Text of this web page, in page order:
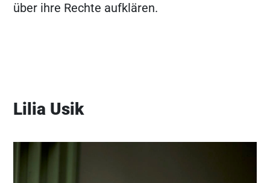
über ihre Rechte aufklären.
Lilia Usik